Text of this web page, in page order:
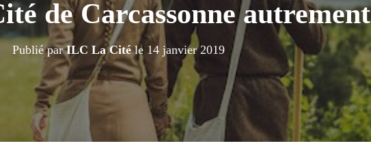
de Carcassonne autrement
Publié parILC La Citéle 14 janvier 2019